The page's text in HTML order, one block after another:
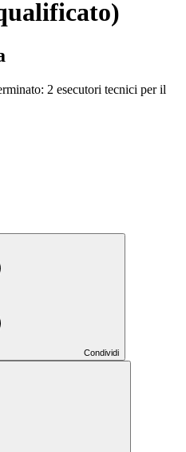
2 esecutori tecnici per il
Condividi